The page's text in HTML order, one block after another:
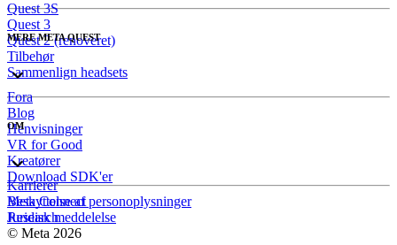
Quest 3S
Quest 3
Quest 2 (renoveret)
Tilbehør
Sammenlign headsets
MERE META QUEST
Fora
Blog
Henvisninger
VR for Good
Kreatører
Download SDK'er
OM
Karrierer
Meta Connect
Research
Beskyttelse af personoplysninger
Juridisk meddelelse
© Meta 2026